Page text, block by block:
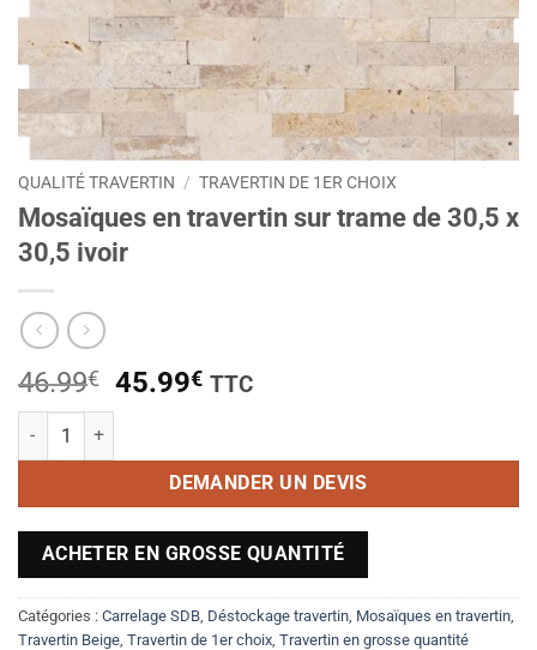
QUALITÉ TRAVERTIN / TRAVERTIN DE 1ER CHOIX
Mosaïques en travertin sur trame de 30,5 x
30,5 ivoir
46.99€
Le
était :
46.99€.
45.99€Le
est :
45.99€.
TTC
quantité de Mosaïques en travertin sur trame de 30,5 x 30,5 ivoir
DEMANDER UN DEVIS
ACHETER EN GROSSE QUANTITÉ
Catégories : Carrelage SDB Déstockage travertin Mosaïques en travertin
Travertin Beige Travertin de 1er choix Travertin en grosse quantité